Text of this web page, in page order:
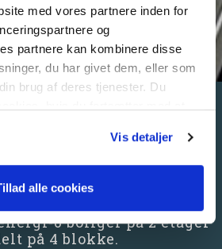
med vores partnere inden for
og
partnere kan kombinere disse
du har givet dem, eller som
brug af deres tjenester. Du
Vis detaljer
alle cookies
FOR
0 boliger på 2 etager
på 4 blokke.